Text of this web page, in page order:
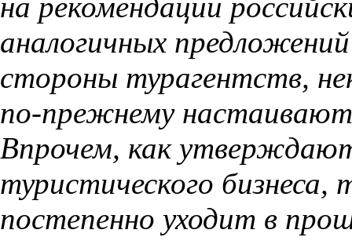
аналогичных
стороны турагентств,
по-прежнему
Впрочем, как
туристического бизнеса,
постепенно уходит в